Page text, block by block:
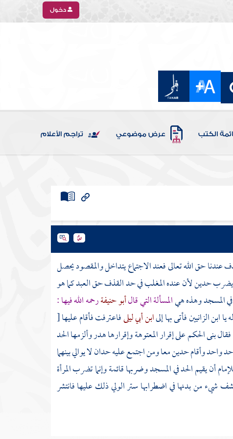
دخول
الكتب عرض موضوعي تراجم الأعلام
عندنا حق الله تعالى فعند الاجتماع يتداخل والمقصود يحصل
يضرب حدين لأن عنده المغلب في حد القذف حق العبد كما هو
المسجد وهذه هيالمسألة التي قالأبو حنيفةرحمه الله فيها :
ابن الزانيين فأتى بها إلىابن أبي ليلىفاعترفت فأقام عليها[
بنى الحكم على إقرار المعتوهة وإقرارها هدر وألزمها الحد
واحد وأقام حدين معا ومن اجتمع عليه حدان لا يوالي بينهما
أن يقيم الحد في المسجد وضربها قائمة وإنما تضرب المرأة
شيء من بدنها في اضطرابها ستر الولي ذلك عليها فانتشر